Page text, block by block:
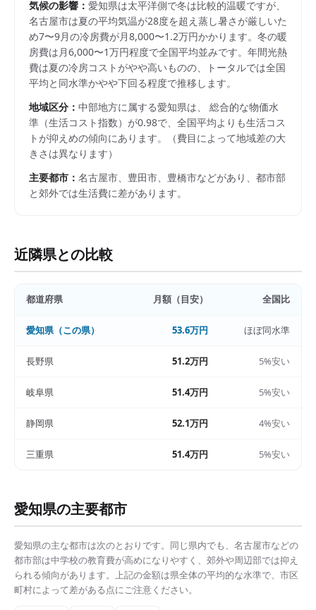
気候の影響： 愛知県は太平洋側で冬は比較的温暖ですが、
名古屋市は夏の平均気温が28度を超え蒸し暑さが厳しいた
め7〜9月の冷房費が月8,000〜1.2万円かかります。冬の暖
房費は月6,000〜1万円程度で全国平均並みです。年間光熱
費は夏の冷房コストがやや高いものの、トータルでは全国
平均と同水準かやや下回る程度で推移します。
地域区分： 中部地方に属する愛知県は、 総合的な物価水
準（生活コスト指数）が0.98で、 全国平均よりも生活コス
トが抑えめの傾向にあります。
（費目によって地域差の大
きさは異なります）
主要都市： 名古屋市、豊田市、豊橋市などがあり、都市部
と郊外では生活費に差があります。
近隣県との比較
都道府県 月額（目安） 全国比
愛知県（この県） 53.6万円 ほぼ同水準
長野県 51.2万円 5%安い
岐阜県 51.4万円 5%安い
静岡県 52.1万円 4%安い
三重県 51.4万円 5%安い
愛知県の主要都市
愛知県の主な都市は次のとおりです。同じ県内でも、 名古屋市などの
都市部は中学校の教育費が高めになりやすく、郊外や周辺部では抑え
られる傾向があります。上記の金額は県全体の平均的な水準で、市区
町村によって差がある点にご注意ください。